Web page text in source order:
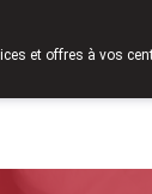
et offres à vos